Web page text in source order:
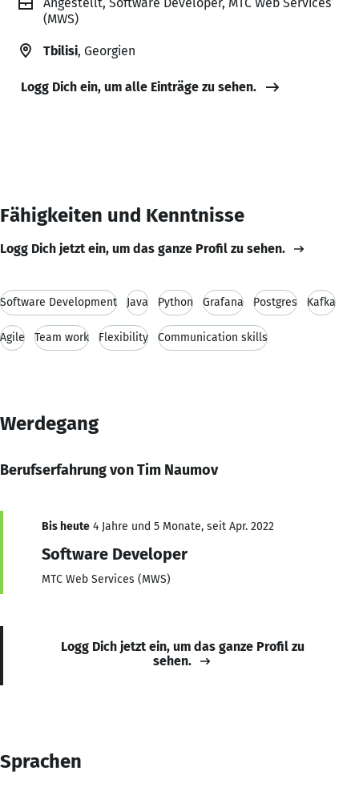
(MWS)
Tbilisi, Georgien
Logg Dich ein, um alle Einträge zu sehen.
Fähigkeiten und Kenntnisse
Logg Dich jetzt ein, um das ganze Profil zu sehen.
Software Development Java Python Grafana Postgres Kafka
Agile Team work Flexibility Communication skills
Werdegang
Berufserfahrung von Tim Naumov
Bis heute 4 Jahre und 5 Monate, seit Apr. 2022
Software Developer
MTC Web Services (MWS)
Logg Dich jetzt ein, um das ganze Profil zu
sehen.
Sprachen